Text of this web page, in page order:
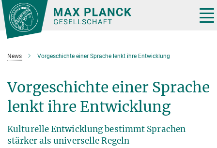
Hauptinhalt
News Vorgeschichte einer Sprache lenkt ihre Entwicklung
Vorgeschichte einer Sprache
lenkt ihre Entwicklung
Kulturelle Entwicklung bestimmt Sprachen
stärker als universelle Regeln